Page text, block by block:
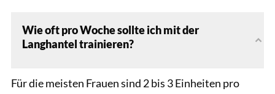
Wie oft pro Woche sollte ich mit der
Langhantel trainieren?
Für die meisten Frauen sind 2 bis 3 Einheiten pro